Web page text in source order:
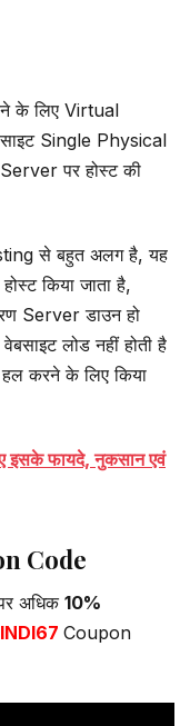
के लिए Virtual
Single Physical
पर होस्ट की
से बहुत अलग है, यह
किया जाता है,
Server डाउन हो
लोड नहीं होती है
करने के लिए किया
इसके फायदे, नुकसान एवं
Code
अधिक 10%
Coupon